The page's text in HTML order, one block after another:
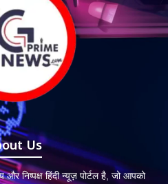
Us
निष्पक्ष हिंदी न्यूज़ पोर्टल है, जो आपको